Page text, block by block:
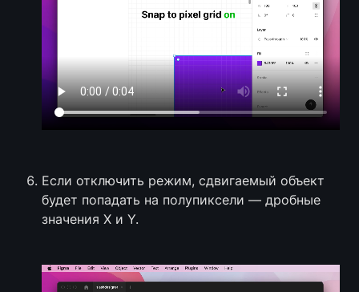
Если отключить режим, сдвигаемый объект
будет попадать на полупиксели — дробные
значения X и Y.